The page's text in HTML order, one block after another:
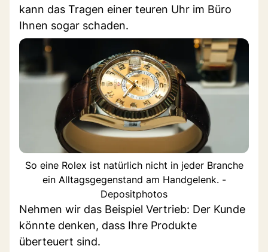
kann das Tragen einer teuren Uhr im Büro
Ihnen sogar schaden.
So eine Rolex ist natürlich nicht in jeder Branche
ein Alltagsgegenstand am Handgelenk. -
Depositphotos
Nehmen wir das Beispiel Vertrieb: Der Kunde
könnte denken, dass Ihre Produkte
überteuert sind.